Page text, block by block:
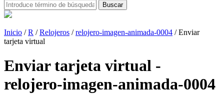
Buscar
Inicio /R /Relojeros /relojero-imagen-animada-0004 / Enviar
tarjeta virtual
Enviar tarjeta virtual -
relojero-imagen-animada-0004